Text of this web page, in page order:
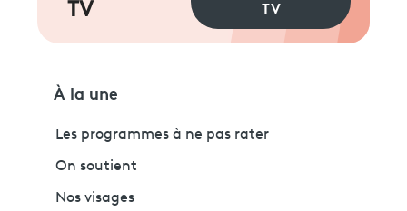
TV
TV
À la une
Les programmes à ne pas rater
On soutient
Nos visages